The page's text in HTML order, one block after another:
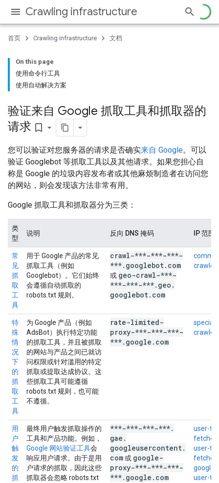
Crawling infrastructure
首页 Crawling infrastructure 文档
On this page
使用命令行工具
使用自动解决方案
验证来自 Google 抓取工具和抓取器的
请求 bookmark_border
您可以验证对您服务器的请求是否确实来自 Google。可以
验证 Googlebot 等抓取工具以及其他请求。如果您担心自
称是 Google 的垃圾内容发布者或其他麻烦制造者在访问您
的网站，则会发现该方法非常有用。
Google 抓取工具和抓取器分为三类：
类
型
说明 反向 DNS 掩码 IP 范围
常
见
抓
取
工
具
用于 Google 产品的常见
抓取工具（例如
Googlebot）。它们始终
会遵循自动抓取的
robots.txt 规则。
crawl-***-***-***-
***. googlebot. com
或 geo-crawl-***-
***-***-***. geo .
googlebot. com
特
殊
情
况
下
的
抓
取
工
具
为 Google 产品（例如
AdsBot）执行特定功能
的抓取工具，并且被抓取
的网站与产品之间已就访
问权限或针对滥用的特定
抓取或提取达成协议。这
些抓取工具可能遵循
robots.txt 规则，也可能
不遵循。
rate-limited-
proxy-***-***-***-
***. google . com
special-
用
户
触
发
的
抓
最终用户触发抓取操作的
工具和产品功能。例如，
Google 网站验证工具会
响应用户请求。由于是用
户请求的抓取，因此这些
抓取器会忽略 robots.txt
***-***-***-***.
gae .
googleusercontent.
com或 google-
proxy-***-***-***-
***. google . com
user-
user-
user-